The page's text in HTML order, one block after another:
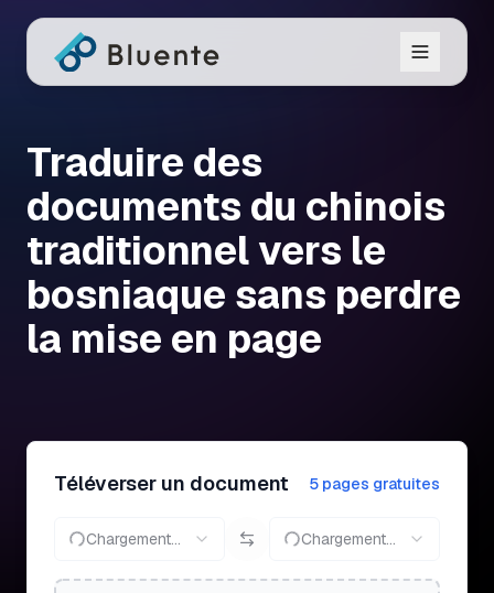
Traduire des
documents du chinois
traditionnel vers le
bosniaque sans perdre
la mise en page
Téléverser un document 5 pages gratuites
Chargement... Chargement...